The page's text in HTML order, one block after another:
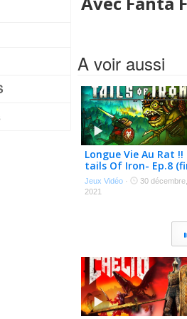
A voir aussi
Longue Vie Au Rat !!
tails Of Iron- Ep.8
Jeux Vidéo ·
30 décembre,
2021